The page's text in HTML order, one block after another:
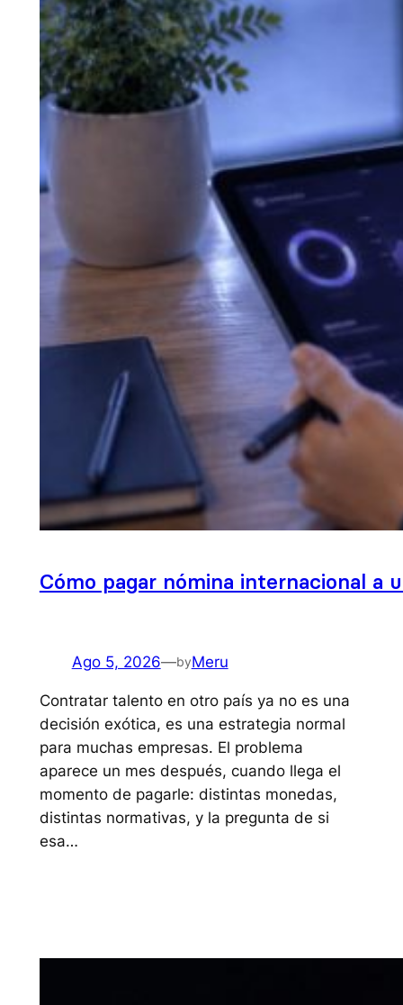
Cómo pagar nómina internacional a
Ago 5, 2026—byMeru
Contratar talento en otro país ya no es una
decisión exótica, es una estrategia normal
para muchas empresas. El problema
aparece un mes después, cuando llega el
momento de pagarle: distintas monedas,
distintas normativas, y la pregunta de si
esa…